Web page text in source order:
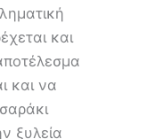
και
και να
ξυλεία